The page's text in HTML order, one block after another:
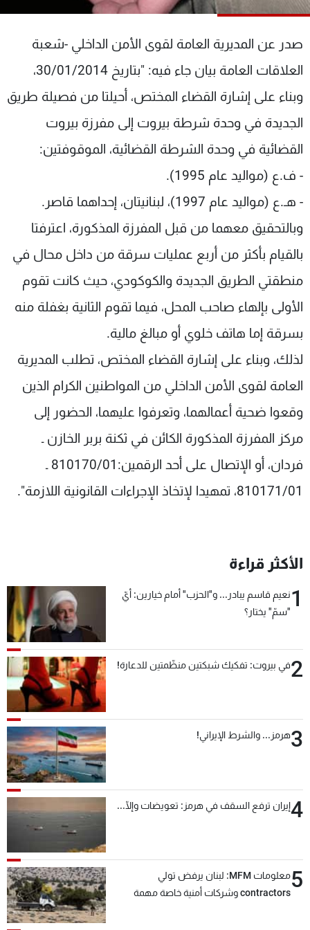
صدر عن المديرية العامة لقوى الأمن الداخلي -شعبة
العلاقات العامة بيان جاء فيه: "بتاريخ 30/01/2014،
وبناء على إشارة القضاء المختص، أحيلتا من فصيلة طريق
الجديدة في وحدة شرطة بيروت إلى مفرزة بيروت
القضائية في وحدة الشرطة القضائية، الموقوفتين:
- ف.ع (مواليد عام 1995).
- هـ.ع (مواليد عام 1997)، لبنانيتان، إحداهما قاصر.
وبالتحقيق معهما من قبل المفرزة المذكورة، اعترفتا
بالقيام بأكثر من أربع عمليات سرقة من داخل محال في
منطقتي الطريق الجديدة والكوكودي، حيث كانت تقوم
الأولى بإلهاء صاحب المحل، فيما تقوم الثانية بغفلة منه
بسرقة إما هاتف خلوي أو مبالغ مالية.
لذلك، وبناء على إشارة القضاء المختص، تطلب المديرية
العامة لقوى الأمن الداخلي من المواطنين الكرام الذين
وقعوا ضحية أعمالهما، وتعرفوا عليهما، الحضور إلى
مركز المفرزة المذكورة الكائن في ثكنة بربر الخازن ـ
فردان، أو الإتصال على أحد الرقمين:810170/01 ـ
810171/01، تمهيدا لإتخاذ الإجراءات القانونية اللازمة".
الأكثر قراءة
1نعيم قاسم يبادر... و"الحزب" أمام خيارين: أيّ
"سمّ" يختار؟
2في بيروت: تفكيك شبكتين منظّمتين للدعارة!
3هرمز... والشرط الإيراني!
4إيران ترفع السقف في هرمز: تعويضات وإلّا...
5
معلومات MFM: لبنان يرفض تولي
contractors وشركات أمنية خاصة مهمة
شاهد البرامج
الإنـتـاج
لاعلاناتكم
وظائف
تواصل معنا
شروط الإسـتخدام
سياسة الخصوصية